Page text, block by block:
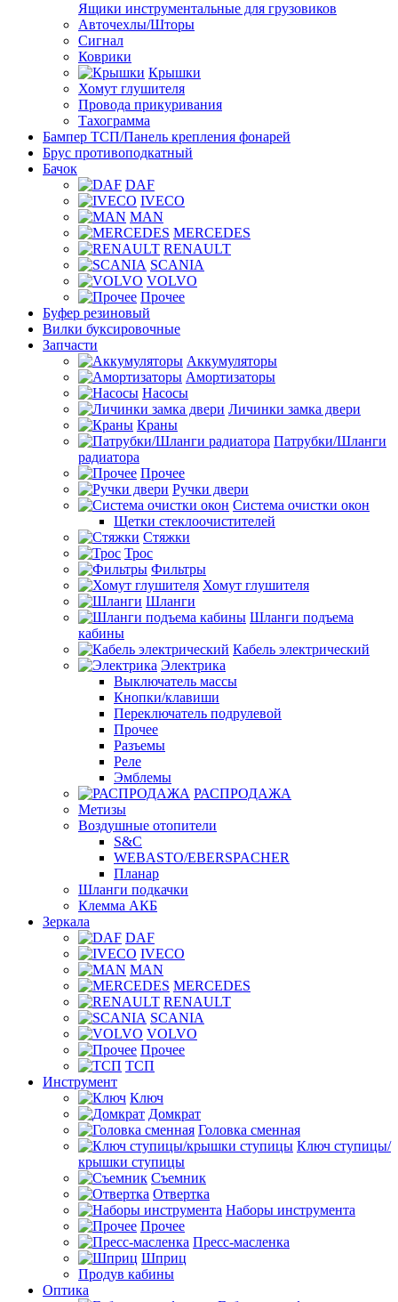
Ящики инструментальные для грузовиков
Авточехлы/Шторы
Сигнал
Коврики
Крышки
Хомут глушителя
Провода прикуривания
Тахограмма
Бампер ТСП/Панель крепления фонарей
Брус противоподкатный
Бачок
DAF
IVECO
MAN
MERCEDES
RENAULT
SCANIA
VOLVO
Прочее
Буфер резиновый
Вилки буксировочные
Запчасти
Аккумуляторы
Амортизаторы
Насосы
Личинки замка двери
Краны
Патрубки/Шланги
радиатора
Прочее
Ручки двери
Система очистки окон
Щетки стеклоочистителей
Стяжки
Трос
Фильтры
Хомут глушителя
Шланги
Шланги подъема
кабины
Кабель электрический
Электрика
Выключатель массы
Кнопки/клавиши
Переключатель подрулевой
Прочее
Разъемы
Реле
Эмблемы
РАСПРОДАЖА
Метизы
Воздушные отопители
S&C
WEBASTO/EBERSPACHER
Планар
Шланги подкачки
Клемма АКБ
Зеркала
DAF
IVECO
MAN
MERCEDES
RENAULT
SCANIA
VOLVO
Прочее
ТСП
Инструмент
Ключ
Домкрат
Головка сменная
Ключ ступицы/
крышки ступицы
Съемник
Отвертка
Наборы инструмента
Прочее
Пресс-масленка
Шприц
Продув кабины
Оптика